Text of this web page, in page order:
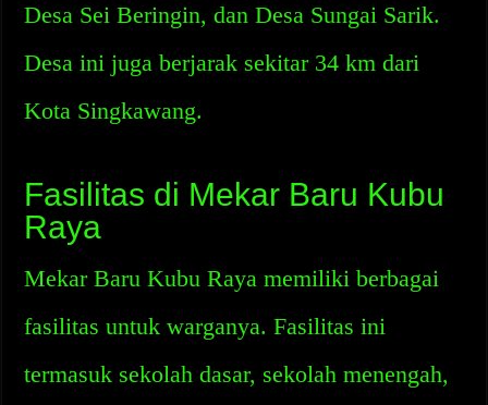
Desa Sei Beringin, dan Desa Sungai Sarik.
Desa ini juga berjarak sekitar 34 km dari
Kota Singkawang.
Fasilitas di Mekar Baru Kubu
Raya
Mekar Baru Kubu Raya memiliki berbagai
fasilitas untuk warganya. Fasilitas ini
termasuk sekolah dasar, sekolah menengah,